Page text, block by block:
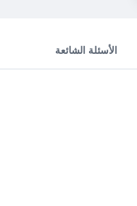
الأسئلة الشائعة